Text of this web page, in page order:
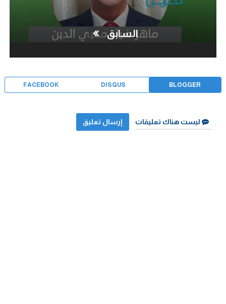
السابق
BLOGGER
DISQUS
FACEBOOK
ليست هناك تعليقات إرسال تعليق